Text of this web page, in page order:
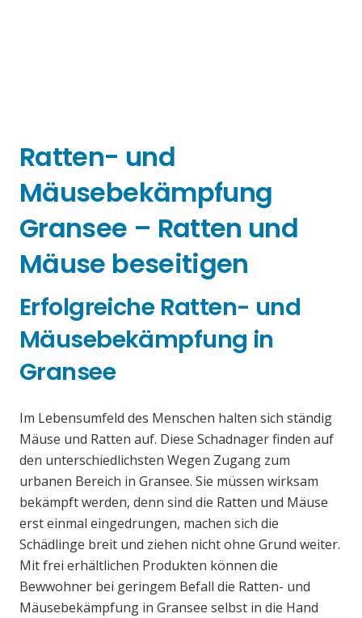
Ratten- und
Mäusebekämpfung
Gransee – Ratten und
Mäuse beseitigen
Erfolgreiche Ratten- und
Mäusebekämpfung in
Gransee
Im Lebensumfeld des Menschen halten sich ständig
Mäuse und Ratten auf. Diese Schadnager finden auf
den unterschiedlichsten Wegen Zugang zum
urbanen Bereich in Gransee. Sie müssen wirksam
bekämpft werden, denn sind die Ratten und Mäuse
erst einmal eingedrungen, machen sich die
Schädlinge breit und ziehen nicht ohne Grund weiter.
Mit frei erhältlichen Produkten können die
Bewwohner bei geringem Befall die Ratten- und
Mäusebekämpfung in Gransee selbst in die Hand